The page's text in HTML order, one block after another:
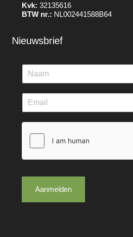
Kvk: 32135616
BTW nr.: NL002441588B64
Nieuwsbrief
Aanmelden